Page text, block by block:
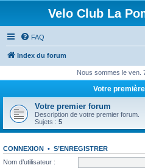
Velo Club La
FAQ
Index du forum
Nous sommes le ven.
Votre
Votre premier forum
Description de votre premier forum.
Sujets : 5
CONNEXION • S’ENREGISTRER
Nom d’utilisateur :